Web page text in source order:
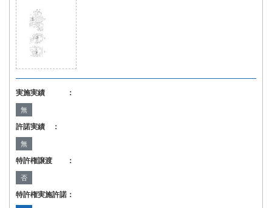
実施実績 ：
無
許諾実績 ：
無
特許権譲渡 ：
否
特許権実施許諾：